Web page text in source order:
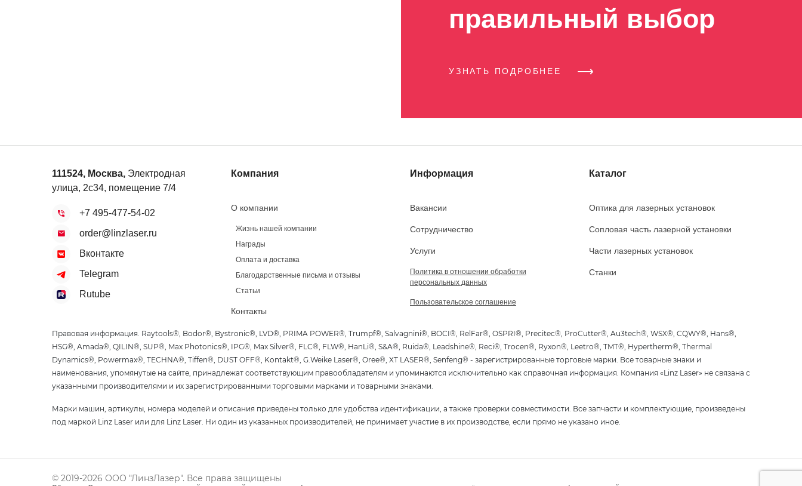
правильный выбор
УЗНАТЬ ПОДРОБНЕЕ
111524, Москва, Электродная
улица, 2с34, помещение 7/4
+7 495-477-54-02
order@linzlaser.ru
Вконтакте
Telegram
Rutube
Компания
О компании
Жизнь нашей компании
Награды
Оплата и доставка
Благодарственные письма и отзывы
Статьи
Контакты
Информация
Вакансии
Сотрудничество
Услуги
Политика в отношении обработки
персональных данных
Пользовательское соглашение
Каталог
Оптика для лазерных установок
Сопловая часть лазерной установки
Части лазерных установок
Станки
Правовая информация. Raytools®, Bodor®, Bystronic®, LVD®, PRIMA POWER®, Trumpf®, Salvagnini®, BOCI®, RelFar®, OSPRI®, Precitec®, ProCutter®, Au3tech®, WSX®, CQWY®, Hans®,
HSG®, Amada®, QILIN®, SUP®, Max Photonics®, IPG®, Max Silver®, FLC®, FLW®, HanLi®, S&A®, Ruida®, Leadshine®, Reci®, Trocen®, Ryxon®, Leetro®, TMT®, Hypertherm®, Thermal
Dynamics®, Powermax®, TECHNA®, Tiffen®, DUST OFF®, Kontakt®, G.Weike Laser®, Oree®, XT LASER®, Senfeng® - зарегистрированные торговые марки. Все товарные знаки и
наименования, упомянутые на сайте, принадлежат соответствующим правообладателям и упоминаются исключительно как справочная информация. Компания «Linz Laser» не связана с
указанными производителями и их зарегистрированными торговыми марками и товарными знаками.
Марки машин, артикулы, номера моделей и описания приведены только для удобства идентификации, а также проверки совместимости. Все запчасти и комплектующие, произведены
под маркой Linz Laser или для Linz Laser. Ни один из указанных производителей, не принимает участие в их производстве, если прямо не указано иное.
© 2019-2026 ООО "ЛинзЛазер". Все права защищены